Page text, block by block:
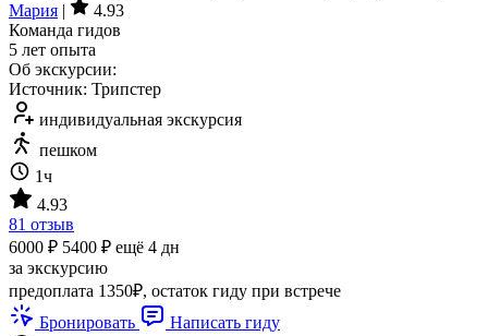
Мария |
4.93
Команда гидов
5 лет опыта
Об экскурсии:
Источник: Трипстер
индивидуальная экскурсия
пешком
1ч
4.93
81 отзыв
6000 ₽ 5400 ₽ ещё 4 дн
за экскурсию
предоплата 1350₽, остаток гиду при встрече
Бронировать
Написать гиду